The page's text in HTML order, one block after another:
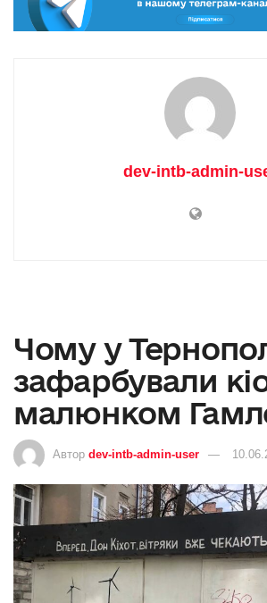
dev-intb-admin-
Чому у
зафарбували
малюнком
Автор dev-intb-admin-user